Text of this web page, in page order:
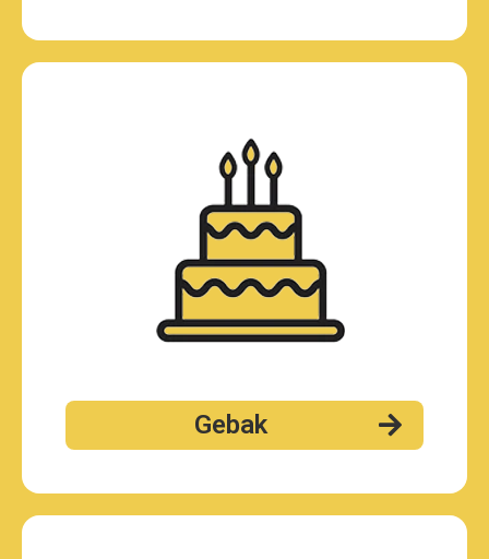
Gebak